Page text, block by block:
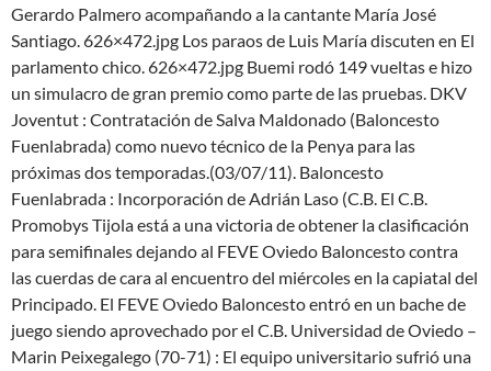
Gerardo Palmero acompañando a la cantante María José
Santiago. 626×472.jpg Los paraos de Luis María discuten en El
parlamento chico. 626×472.jpg Buemi rodó 149 vueltas e hizo
un simulacro de gran premio como parte de las pruebas. DKV
Joventut : Contratación de Salva Maldonado (Baloncesto
Fuenlabrada) como nuevo técnico de la Penya para las
próximas dos temporadas.(03/07/11). Baloncesto
Fuenlabrada : Incorporación de Adrián Laso (C.B. El C.B.
Promobys Tijola está a una victoria de obtener la clasificación
para semifinales dejando al FEVE Oviedo Baloncesto contra
las cuerdas de cara al encuentro del miércoles en la capiatal del
Principado. El FEVE Oviedo Baloncesto entró en un bache de
juego siendo aprovechado por el C.B. Universidad de Oviedo –
Marin Peixegalego (70-71) : El equipo universitario sufrió una